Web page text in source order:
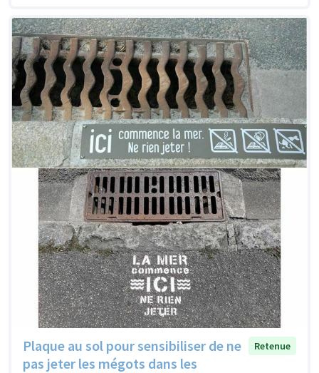
Plaque au sol pour sensibiliser de ne
pas jeter les mégots dans les
Retenue